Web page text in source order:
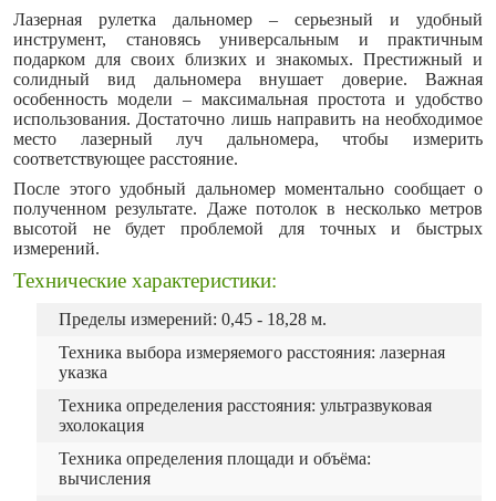
Лазерная рулетка дальномер – серьезный и удобный
инструмент, становясь универсальным и практичным
подарком для своих близких и знакомых. Престижный и
солидный вид дальномера внушает доверие. Важная
особенность модели – максимальная простота и удобство
использования. Достаточно лишь направить на необходимое
место лазерный луч дальномера, чтобы измерить
соответствующее расстояние.
После этого удобный дальномер моментально сообщает о
полученном результате. Даже потолок в несколько метров
высотой не будет проблемой для точных и быстрых
измерений.
Технические характеристики:
Пределы измерений: 0,45 - 18,28 м.
Техника выбора измеряемого расстояния: лазерная
указка
Техника определения расстояния: ультразвуковая
эхолокация
Техника определения площади и объёма:
вычисления